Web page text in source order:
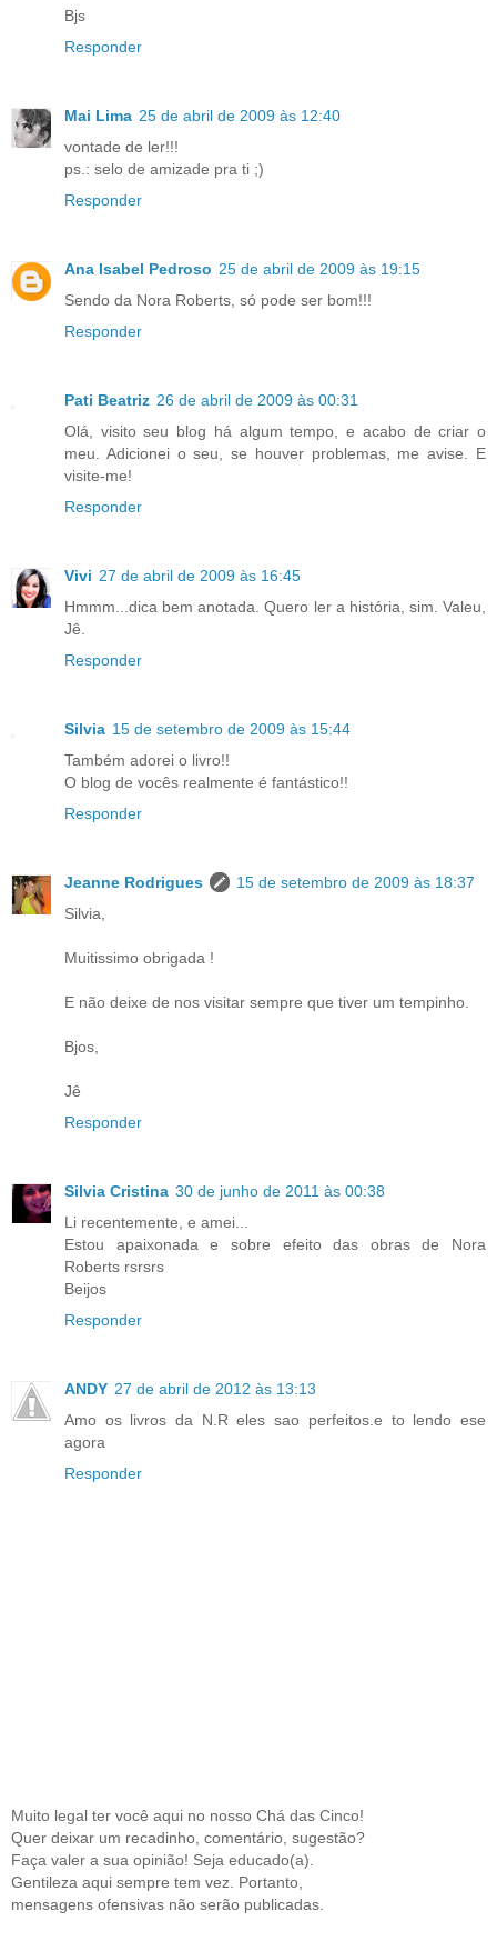
Bjs
Responder
Mai Lima 25 de abril de 2009 às 12:40
vontade de ler!!!
ps.: selo de amizade pra ti ;)
Responder
Ana Isabel Pedroso 25 de abril de 2009 às 19:15
Sendo da Nora Roberts, só pode ser bom!!!
Responder
Pati Beatriz 26 de abril de 2009 às 00:31
Olá, visito seu blog há algum tempo, e acabo de criar o
meu. Adicionei o seu, se houver problemas, me avise. E
visite-me!
Responder
Vivi 27 de abril de 2009 às 16:45
Hmmm...dica bem anotada. Quero ler a história, sim. Valeu,
Jê.
Responder
Silvia 15 de setembro de 2009 às 15:44
Também adorei o livro!!
O blog de vocês realmente é fantástico!!
Responder
Jeanne Rodrigues
15 de setembro de 2009 às 18:37
Silvia,
Muitissimo obrigada !
E não deixe de nos visitar sempre que tiver um tempinho.
Bjos,
Jê
Responder
Silvia Cristina 30 de junho de 2011 às 00:38
Li recentemente, e amei...
Estou apaixonada e sobre efeito das obras de Nora
Roberts rsrsrs
Beijos
Responder
ANDY 27 de abril de 2012 às 13:13
Amo os livros da N.R eles sao perfeitos.e to lendo ese
agora
Responder
Muito legal ter você aqui no nosso Chá das Cinco!
Quer deixar um recadinho, comentário, sugestão?
Faça valer a sua opinião! Seja educado(a).
Gentileza aqui sempre tem vez. Portanto,
mensagens ofensivas não serão publicadas.